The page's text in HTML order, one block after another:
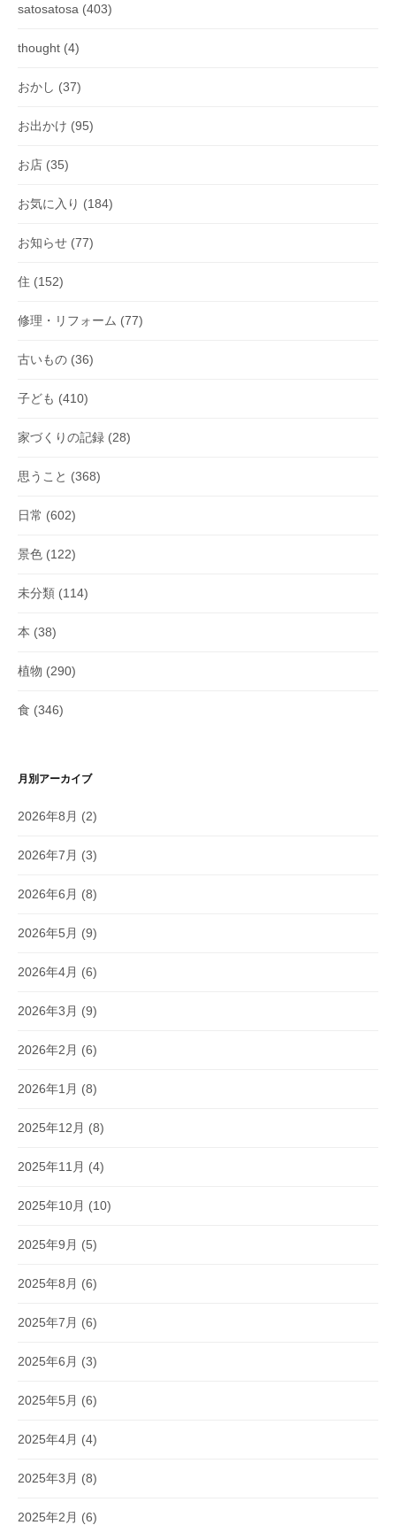
satosatosa (403)
thought (4)
おかし (37)
お出かけ (95)
お店 (35)
お気に入り (184)
お知らせ (77)
住 (152)
修理・リフォーム (77)
古いもの (36)
子ども (410)
家づくりの記録 (28)
思うこと (368)
日常 (602)
景色 (122)
未分類 (114)
本 (38)
植物 (290)
食 (346)
月別アーカイブ
2026年8月 (2)
2026年7月 (3)
2026年6月 (8)
2026年5月 (9)
2026年4月 (6)
2026年3月 (9)
2026年2月 (6)
2026年1月 (8)
2025年12月 (8)
2025年11月 (4)
2025年10月 (10)
2025年9月 (5)
2025年8月 (6)
2025年7月 (6)
2025年6月 (3)
2025年5月 (6)
2025年4月 (4)
2025年3月 (8)
2025年2月 (6)